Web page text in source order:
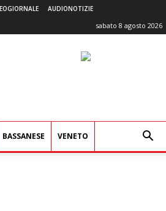
AUDIONOTIZIE
sabato 8 agosto 2026
BASSANESE VENETO